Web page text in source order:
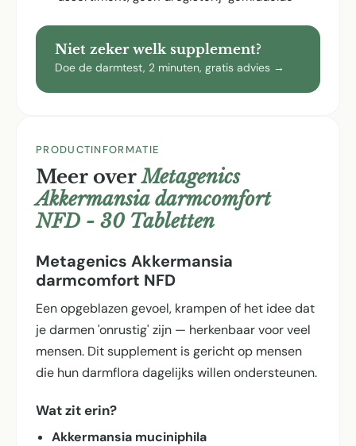
Niet zeker welk supplement?
Doe de darmtest, 2 minuten, gratis advies →
PRODUCTINFORMATIE
Meer overMetagenics
Akkermansia darmcomfort
NFD - 30 Tabletten
Metagenics Akkermansia
darmcomfort NFD
Een opgeblazen gevoel, krampen of het idee dat
je darmen 'onrustig' zijn — herkenbaar voor veel
mensen. Dit supplement is gericht op mensen
die hun darmflora dagelijks willen ondersteunen.
Wat zit erin?
Akkermansia muciniphila